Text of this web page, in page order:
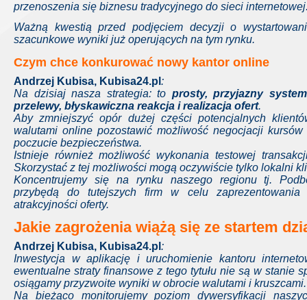
przenoszenia się biznesu tradycyjnego do sieci
Ważną kwestią przed podjęciem decyzji o
szacunkowe wyniki już operujących na tym rynku.
Czym chce konkurować nowy kantor online
Andrzej Kubisa, Kubisa24.pl :
Na dzisiaj nasza strategia: to prosty, przyjazny
przelewy, błyskawiczna reakcja i realizacja ofert.
Aby zmniejszyć opór dużej części potencjalnych
walutami online pozostawić możliwość negocjacji
poczucie bezpieczeństwa.
Istnieje również możliwość wykonania testowej
Skorzystać z tej możliwości mogą oczywiście tylko lokalni
Koncentrujemy się na rynku naszego regionu tj.
przybędą do tutejszych firm w celu zaprezentowania
atrakcyjności oferty.
Jakie zagrożenia wiążą się ze startem
Andrzej Kubisa, Kubisa24.pl :
Inwestycja w aplikację i uruchomienie kantoru
ewentualne straty finansowe z tego tytułu nie są w stanie
osiągamy przyzwoite wyniki w obrocie walutami i kruszcami.
Na bieżąco monitorujemy poziom dywersyfikacji